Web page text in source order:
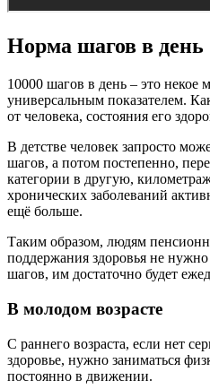
Норма шагов в день
10000 шагов в день – это некое
универсальным показателем.
от человека, состояния его
В детстве человек запросто
шагов, а потом постепенно,
категории в другую,
хронических заболеваний
ещё больше.
Таким образом, людям
поддержания здоровья не
шагов, им достаточно будет
В молодом возрасте
С раннего возраста, если нет
здоровье, нужно заниматься
постоянно в движении.